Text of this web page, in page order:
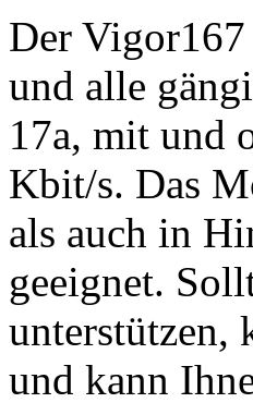
Der
und alle
17a, mit und
Kbit/s. Das
als auch in
geeignet.
unterstützen,
und kann